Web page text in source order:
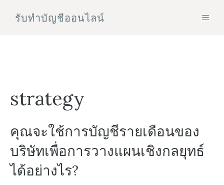
รับทําบัญชีออนไลน์
strategy
คุณจะใช้การบัญชีรายเดือนของ
บริษัทเพื่อการวางแผนเชิงกลยุทธ์
ได้อย่างไร?